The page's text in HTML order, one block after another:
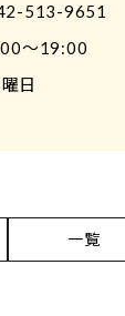
513-9651
～19:00
日
一覧